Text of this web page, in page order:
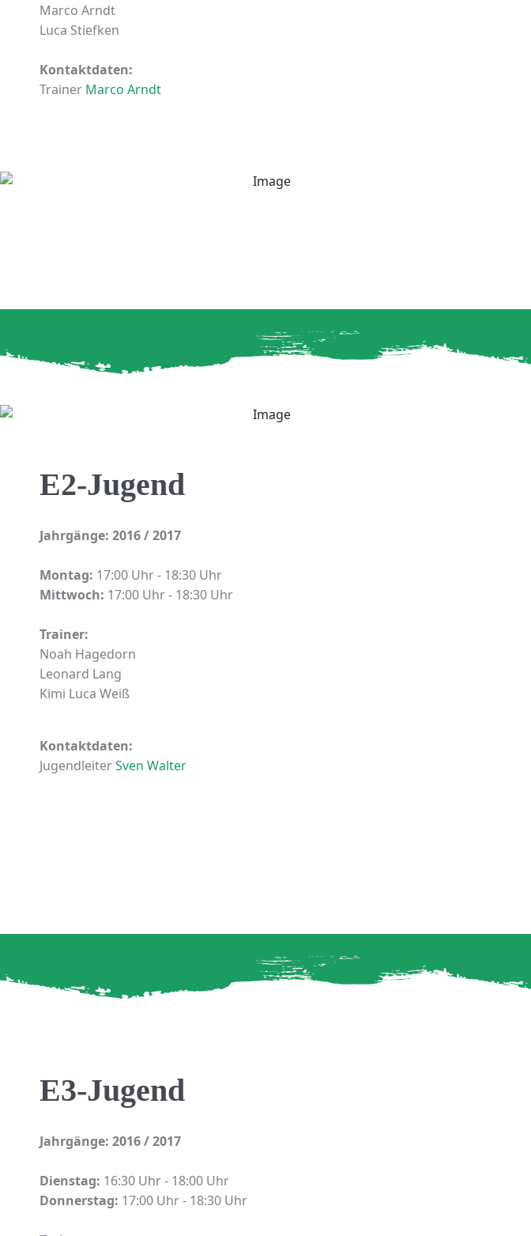
Marco Arndt
Luca Stiefken
Kontaktdaten:
Trainer Marco Arndt
E2-Jugend
Jahrgänge: 2016 / 2017
Montag: 17:00 Uhr - 18:30 Uhr
Mittwoch: 17:00 Uhr - 18:30 Uhr
Trainer:
Noah Hagedorn
Leonard Lang
Kimi Luca Weiß
Kontaktdaten:
JugendleiterSven Walter
E3-Jugend
Jahrgänge: 2016 / 2017
Dienstag: 16:30 Uhr - 18:00 Uhr
Donnerstag: 17:00 Uhr - 18:30 Uhr